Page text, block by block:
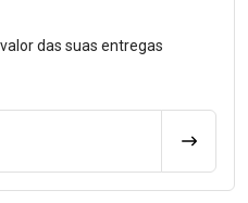
o Frete
das suas entregas